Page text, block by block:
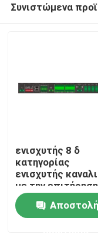
Σπίτι
Προϊόντα
Συνιστώμενα
ενισχυτής 8 δ
κατηγορίας
ενισχυτής
με την επιτήρηση
γραμμών ομιλητών
μεταστροφής
ελαττωμάτων
Αποστολή